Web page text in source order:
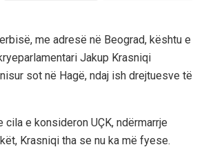
me adresë në Beograd, kështu e
Jakup Krasniqi
sot në Hagë, ndaj ish drejtuesve të
cila e konsideron UÇK, ndërmarrje
Krasniqi tha se nu ka më fyese.